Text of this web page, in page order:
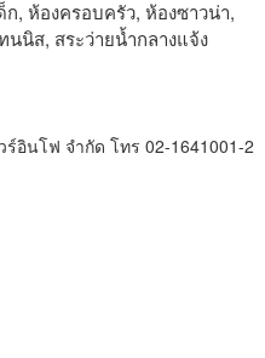
ก, ห้องครอบครัว, ห้องซาวน่า,
นนิส, สระว่ายน้ำกลางแจ้ง
อินโฟ จำกัด โทร 02-1641001-2